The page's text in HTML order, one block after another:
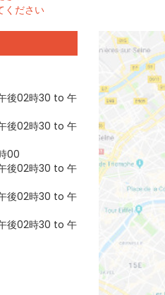
ください
後02時30 to 午
後02時30 to 午
00
後02時30 to 午
後02時30 to 午
後02時30 to 午